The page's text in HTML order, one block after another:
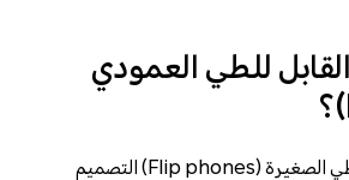
للطي العمودي
ُعيد الهواتف القابلة للطي الصغيرة (Flip phones) التصميم